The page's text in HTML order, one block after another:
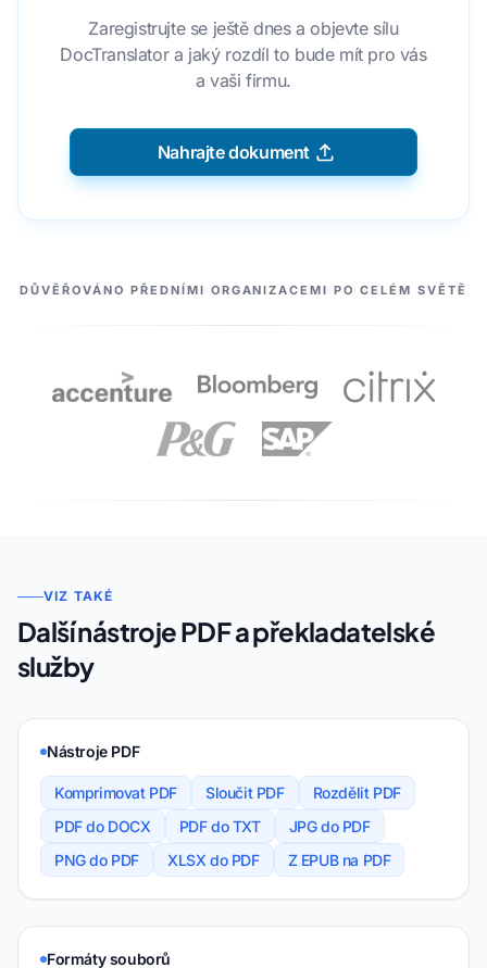
Zaregistrujte se ještě dnes a objevte sílu
DocTranslator a jaký rozdíl to bude mít pro vás
a vaši firmu.
Nahrajte dokument
NAŠI PARTNEŘI
DŮVĚŘOVÁNO PŘEDNÍMI ORGANIZACEMI PO CELÉM SVĚTĚ
VIZ TAKÉ
Další nástroje PDF a překladatelské
služby
Nástroje PDF
Komprimovat PDF Sloučit PDF
Rozdělit PDF
PDF do DOCX
PDF do TXT
JPG do PDF
PNG do PDF
XLSX do PDF Z EPUB na PDF
Formáty souborů